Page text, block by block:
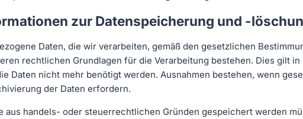
zur Datenspeicherung und -
Daten, die wir verarbeiten, gemäß den gesetzlichen
rechtlichen Grundlagen für die Verarbeitung bestehen. Dies gilt
Daten nicht mehr benötigt werden. Ausnahmen bestehen, wenn
der Daten erfordern.
aus handels- oder steuerrechtlichen Gründen gespeichert werden